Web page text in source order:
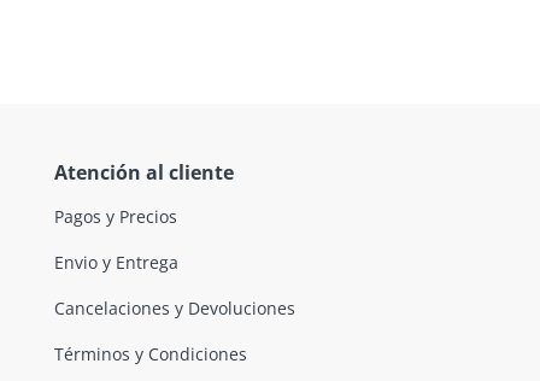
Atención al cliente
Pagos y Precios
Envio y Entrega
Cancelaciones y Devoluciones
Términos y Condiciones